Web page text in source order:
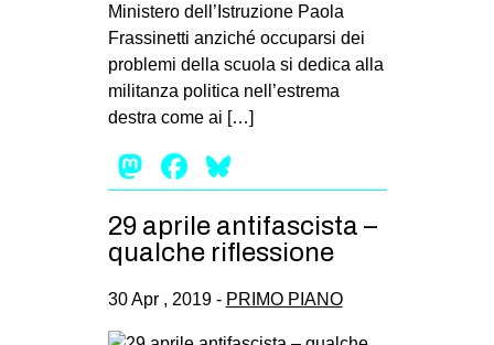
Ministero dell’Istruzione Paola
Frassinetti anziché occuparsi dei
problemi della scuola si dedica alla
militanza politica nell’estrema
destra come ai […]
Mastodon
Facebook
29 aprile antifascista –
qualche riflessione
30 Apr , 2019 - PRIMO PIANO